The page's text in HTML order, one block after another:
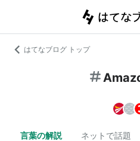
はてなブログ トップ
言葉の解説 ネットで話題